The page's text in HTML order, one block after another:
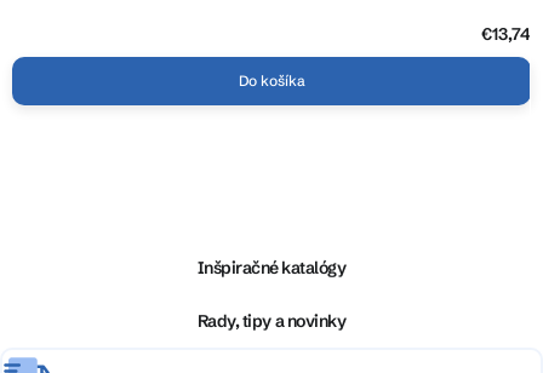
€13,74
Do košíka
e
Inšpiračné katalógy
Rady, tipy a novinky